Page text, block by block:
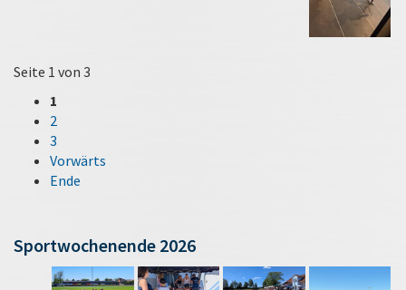
Seite 1 von 3
1
2
3
Vorwärts
Ende
Sportwochenende 2026